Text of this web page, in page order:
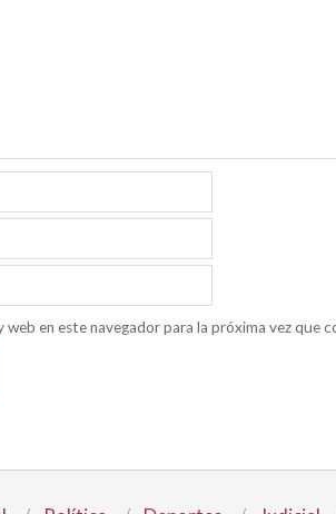
en este navegador para la próxima vez que